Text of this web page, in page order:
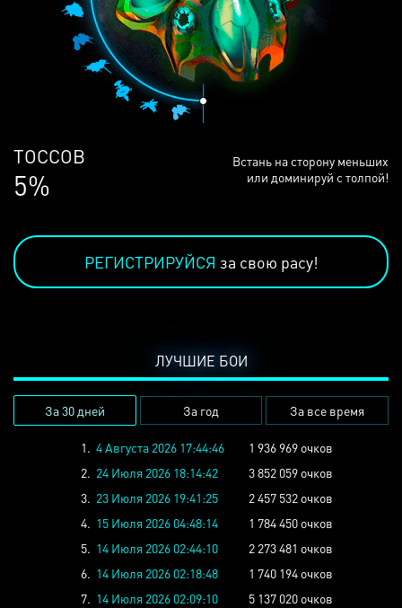
ЛЮДЕЙ
68%
Встань на сторону меньших
или доминируй с толпой!
РЕГИСТРИРУЙСЯ за свою расу!
ЛУЧШИЕ БОИ
За 30 дней За год За все время
1. 4 Августа 2026 17:44:46
1 936 969 очков
2. 24 Июля 2026 18:14:42
3 852 059 очков
3. 23 Июля 2026 19:41:25
2 457 532 очков
4. 15 Июля 2026 04:48:14
1 784 450 очков
5. 14 Июля 2026 02:44:10
2 273 481 очков
6. 14 Июля 2026 02:18:48
1 740 194 очков
7. 14 Июля 2026 02:09:10
5 137 020 очков